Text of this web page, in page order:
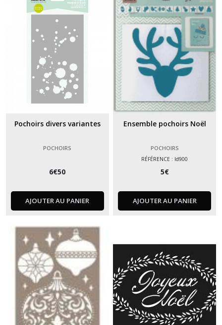
Pochoirs divers variantes
POCHOIRS
6€50
AJOUTER AU PANIER
Ensemble pochoirs Noël
POCHOIRS
RÉFÉRENCE : ld900
5€
AJOUTER AU PANIER
résultats